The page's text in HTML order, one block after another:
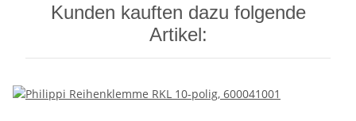
Kunden kauften dazu folgende
Artikel: